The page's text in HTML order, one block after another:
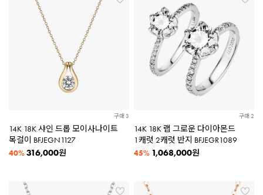
구매 3
14K 18K 샤인 드롭 모이사나이트
목걸이 BFJEGN1127
40% 316,000원
구매 2
14K 18K 랩 그로운 다이아몬드
1캐럿 2캐럿 반지 BFJEGR1089
45% 1,068,000원